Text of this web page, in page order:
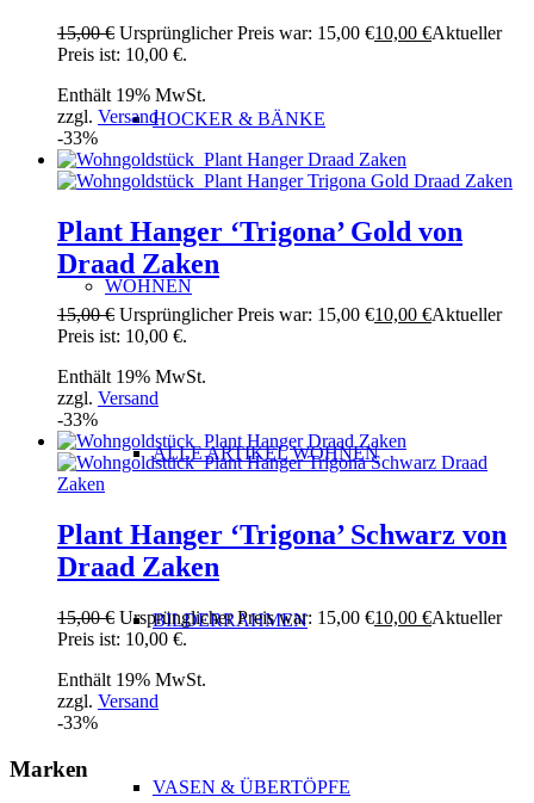
HOCKER & BÄNKE
WOHNEN
ALLE ARTIKEL WOHNEN
BILDERRAHMEN
VASEN & ÜBERTÖPFE
15,00€ Ursprünglicher Preis war: 15,00 €10,00 €Aktueller
Preis ist: 10,00 €.
Enthält 19% MwSt.
zzgl. Versand
-33%
Plant Hanger ‘Trigona’ Gold von
Draad Zaken
15,00€ Ursprünglicher Preis war: 15,00 €10,00 €Aktueller
Preis ist: 10,00 €.
Enthält 19% MwSt.
zzgl. Versand
-33%
Plant Hanger ‘Trigona’ Schwarz von
Draad Zaken
15,00€ Ursprünglicher Preis war: 15,00 €10,00 €Aktueller
Preis ist: 10,00 €.
Enthält 19% MwSt.
zzgl. Versand
-33%
Marken